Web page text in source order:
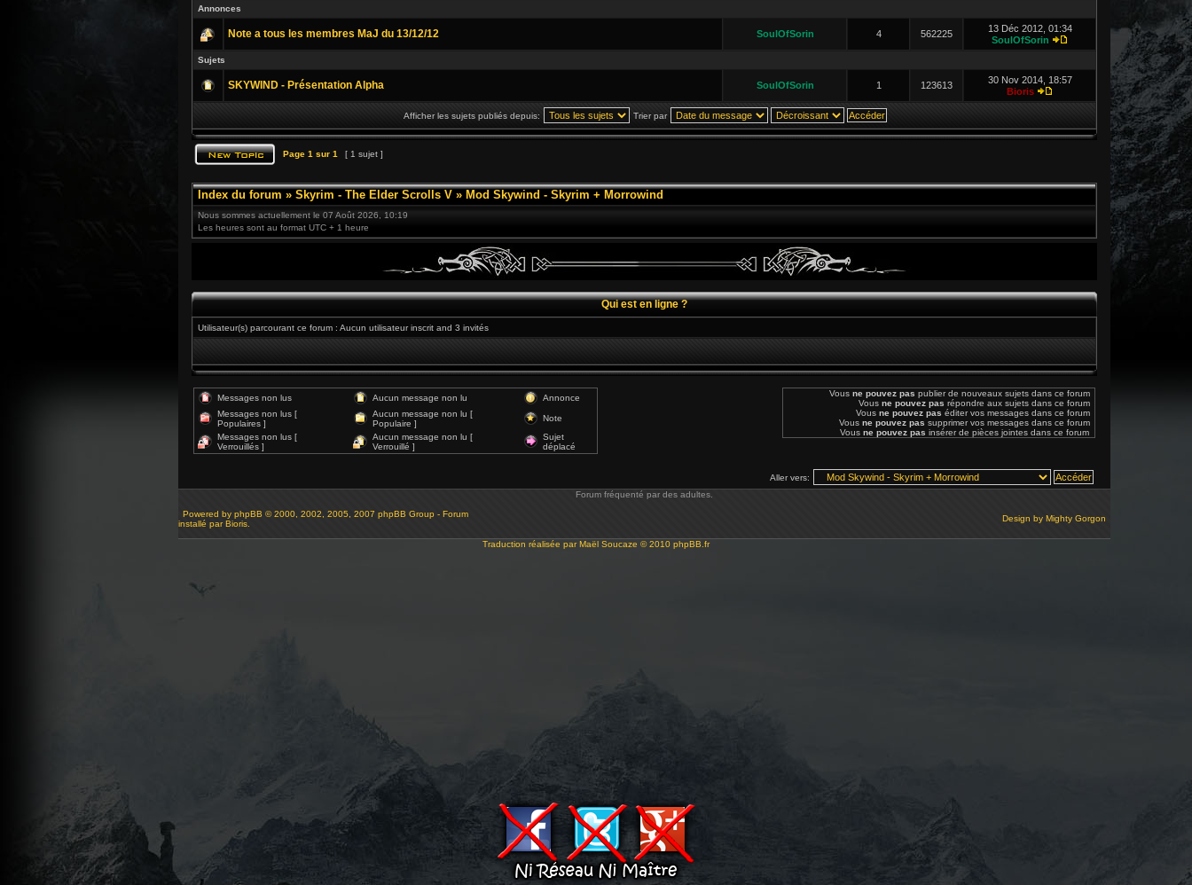
Annonces
Note a tous les membres MaJ du 13/12/12 SoulOfSorin 4 562225
13 Déc 2012, 01:34
SoulOfSorin
Sujets
SKYWIND - Présentation Alpha SoulOfSorin 1 123613
30 Nov 2014, 18:57
Bioris
Afficher les sujets publiés depuis: Trier par
Page 1 sur 1 [ 1 sujet ]
Index du forum » Skyrim - The Elder Scrolls V » Mod Skywind - Skyrim + Morrowind
Nous sommes actuellement le 07 Août 2026, 10:19
Les heures sont au format UTC + 1 heure
Qui est en ligne ?
Utilisateur(s) parcourant ce forum : Aucun utilisateur inscrit and 3 invités
Messages non lus Aucun message non lu
Annonce
Messages non lus [
Populaires ]
Aucun message non lu [
Populaire ]
Note
Messages non lus [
Verrouillés ]
Aucun message non lu [
Verrouillé ]
Sujet
déplacé
Vous ne pouvez pas publier de nouveaux sujets dans ce forum
Vous ne pouvez pas répondre aux sujets dans ce forum
Vous ne pouvez pas éditer vos messages dans ce forum
Vous ne pouvez pas supprimer vos messages dans ce forum
Vous ne pouvez pas insérer de pièces jointes dans ce forum
Aller vers:
Forum fréquenté par des adultes.
Powered by phpBB © 2000, 2002, 2005, 2007 phpBB Group - Forum
installé par Bioris.
Design by Mighty Gorgon
Traduction réalisée parMaël Soucaze © 2010 phpBB.fr